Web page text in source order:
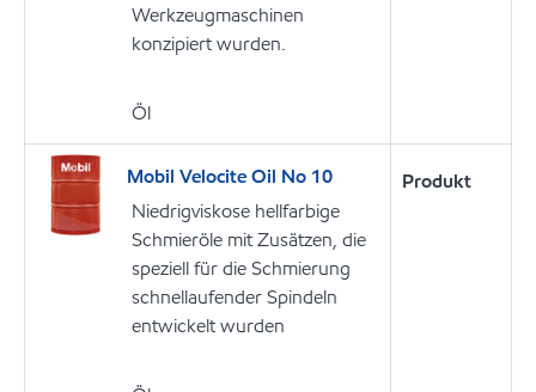
Werkzeugmaschinen
konzipiert wurden.
Öl
Mobil Velocite Oil No 10
Niedrigviskose hellfarbige
Schmieröle mit Zusätzen, die
speziell für die Schmierung
schnellaufender Spindeln
entwickelt wurden
Produkt